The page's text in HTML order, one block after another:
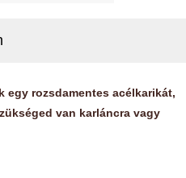
egy rozsdamentes acélkarikát,
van karláncra vagy